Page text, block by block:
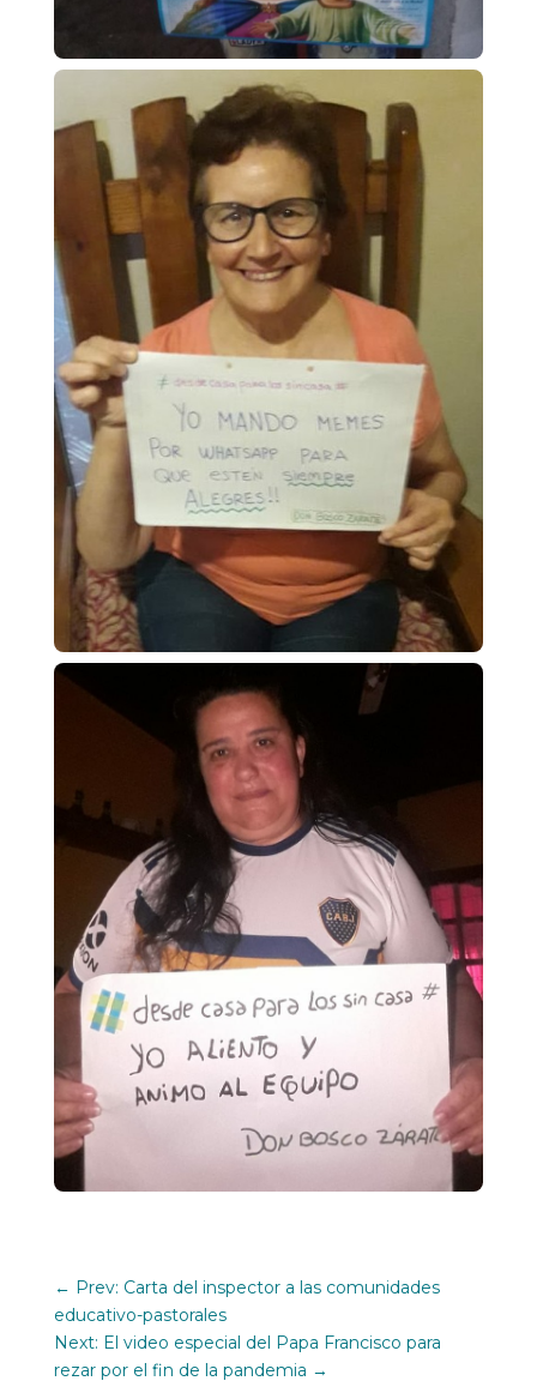
← Prev: Carta del inspector a las comunidades
educativo-pastorales
Next: El video especial del Papa Francisco para
rezar por el fin de la pandemia →